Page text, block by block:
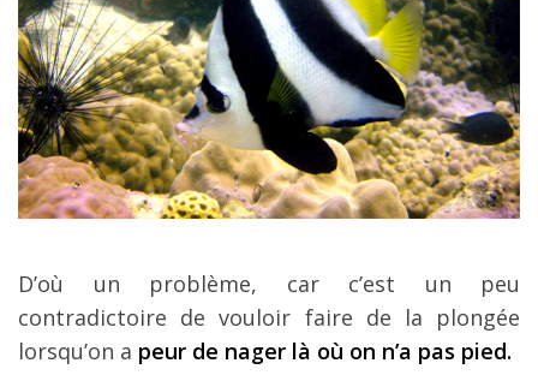
D’où un problème, car c’est un peu
contradictoire de vouloir faire de la plongée
lorsqu’on a peur de nager là où on n’a pas pied.